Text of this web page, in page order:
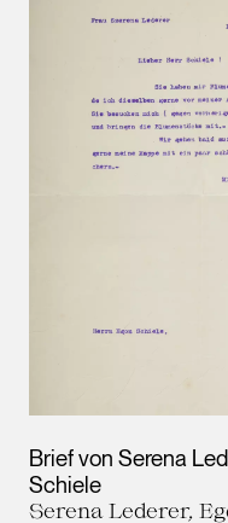
Brief von Serena
Schiele
Serena Lederer,